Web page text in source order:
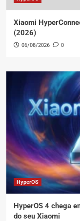
Xiaomi
(2026)
06/08/2026 0
HyperOS
HyperOS 4 chega
do seu Xiaomi